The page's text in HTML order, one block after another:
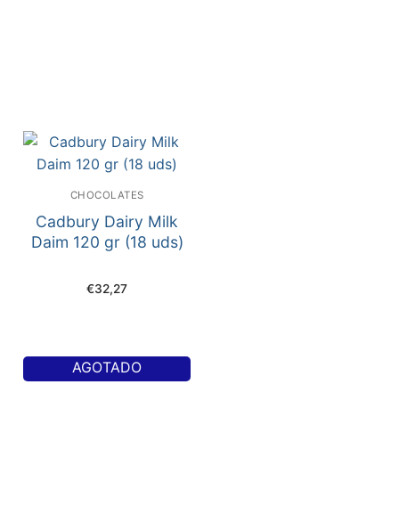
CHOCOLATES
Cadbury Dairy Milk
Daim 120 gr (18 uds)
€32,27
AGOTADO